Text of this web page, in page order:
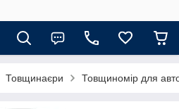
Товщинаєри Товщиномір для